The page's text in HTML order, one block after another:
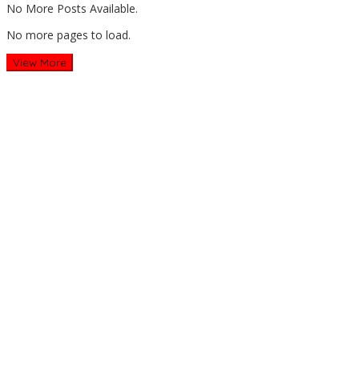
No More Posts Available.
No more pages to load.
View More